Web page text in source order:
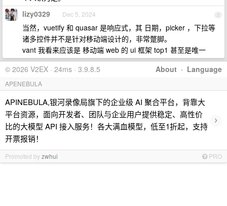
2
lizy0329 Dec 5, 2024
当然，vuetify 和 quasar 是响应式，其 日期，picker ，下拉等
诸多控件并不是针对移动端设计的，非常蹩脚。
vant 我看来应该是 移动端 web 的 ui 框架 top1 甚至是唯一
About · Language
© 2026 V2EX · 24ms · 3.9.8.5
APENEBULA
APINEBULA,银河录像局旗下的企业级 AI 聚合平台，背靠大
平台资源，面向开发者、团队与企业用户提供稳定、高性价
比的大模型 API 接入服务！各大满血模型，低至1折起，支持
开票报销！
›
Promoted byzwhui PRO